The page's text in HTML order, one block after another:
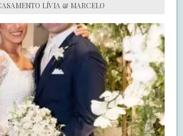
LÍVIA & MARCELO